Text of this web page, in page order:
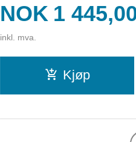
Pris
NOK 1
inkl. mva.
Kjøp